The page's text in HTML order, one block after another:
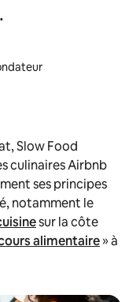
Slow Food
culinaires Airbnb
ses principes
notamment le
sur la côte
alimentaire» à